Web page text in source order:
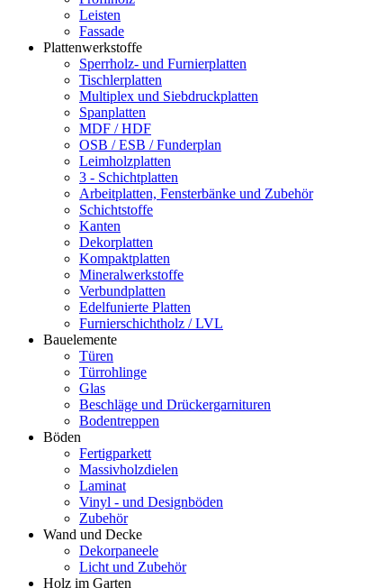
Leisten
Fassade
Plattenwerkstoffe
Sperrholz- und Furnierplatten
Tischlerplatten
Multiplex und Siebdruckplatten
Spanplatten
MDF / HDF
OSB / ESB / Funderplan
Leimholzplatten
3 - Schichtplatten
Arbeitplatten, Fensterbänke und Zubehör
Schichtstoffe
Kanten
Dekorplatten
Kompaktplatten
Mineralwerkstoffe
Verbundplatten
Edelfunierte Platten
Furnierschichtholz / LVL
Bauelemente
Türen
Türrohlinge
Glas
Beschläge und Drückergarnituren
Bodentreppen
Böden
Fertigparkett
Massivholzdielen
Laminat
Vinyl - und Designböden
Zubehör
Wand und Decke
Dekorpaneele
Licht und Zubehör
Holz im Garten